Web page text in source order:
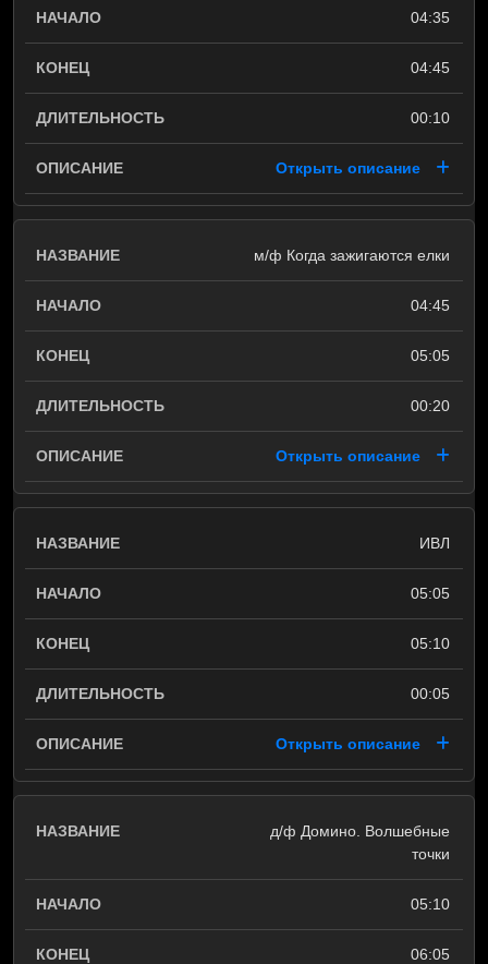
04:35
04:45
00:10
Открыть описание
м/ф Когда зажигаются елки
04:45
05:05
00:20
Открыть описание
ИВЛ
05:05
05:10
00:05
Открыть описание
д/ф Домино. Волшебные
точки
05:10
06:05